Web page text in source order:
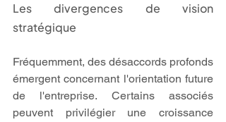
Les divergences de vision
stratégique
Fréquemment, des désaccords profonds
émergent concernant l'orientation future
de l'entreprise. Certains associés
peuvent privilégier une croissance